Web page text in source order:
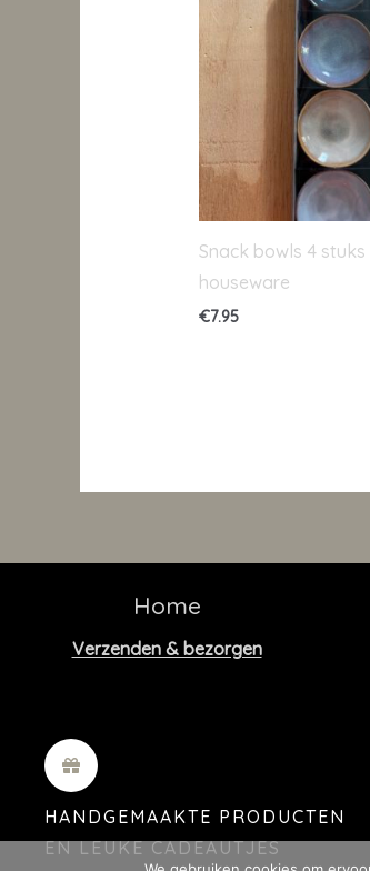
Snack bowls 4 stuks
houseware
€7.95
Home
Verzenden & bezorgen
HANDGEMAAKTE PRODUCTEN
EN LEUKE CADEAUTJES